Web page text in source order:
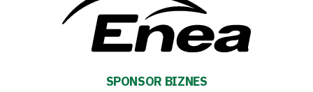
SPONSOR BIZNES